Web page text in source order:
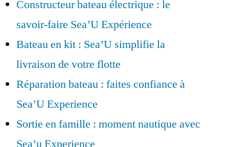
Constructeur bateau électrique : le
savoir-faire Sea’U Expérience
Bateau en kit : Sea’U simplifie la
livraison de votre flotte
Réparation bateau : faites confiance à
Sea’U Experience
Sortie en famille : moment nautique avec
Sea’u Experience